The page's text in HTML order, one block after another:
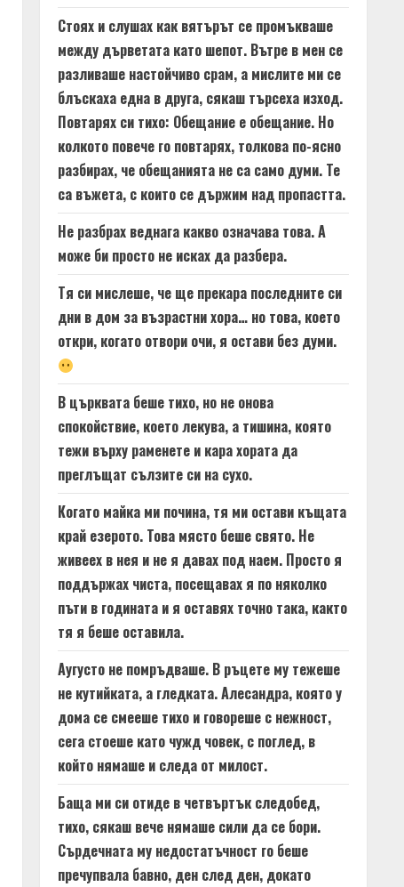
Стоях и слушах как вятърът се промъкваше
между дърветата като шепот. Вътре в мен се
разливаше настойчиво срам, а мислите ми се
блъскаха една в друга, сякаш търсеха изход.
Повтарях си тихо: Обещание е обещание. Но
колкото повече го повтарях, толкова по-ясно
разбирах, че обещанията не са само думи. Те
са въжета, с които се държим над пропастта.
Не разбрах веднага какво означава това. А
може би просто не исках да разбера.
Тя си мислеше, че ще прекара последните си
дни в дом за възрастни хора… но това, което
откри, когато отвори очи, я остави без думи.
В църквата беше тихо, но не онова
спокойствие, което лекува, а тишина, която
тежи върху раменете и кара хората да
преглъщат сълзите си на сухо.
Когато майка ми почина, тя ми остави къщата
край езерото. Това място беше свято. Не
живеех в нея и не я давах под наем. Просто я
поддържах чиста, посещавах я по няколко
пъти в годината и я оставях точно така, както
тя я беше оставила.
Аугусто не помръдваше. В ръцете му тежеше
не кутийката, а гледката. Алесандра, която у
дома се смееше тихо и говореше с нежност,
сега стоеше като чужд човек, с поглед, в
който нямаше и следа от милост.
Баща ми си отиде в четвъртък следобед,
тихо, сякаш вече нямаше сили да се бори.
Сърдечната му недостатъчност го беше
пречупвала бавно, ден след ден, докато